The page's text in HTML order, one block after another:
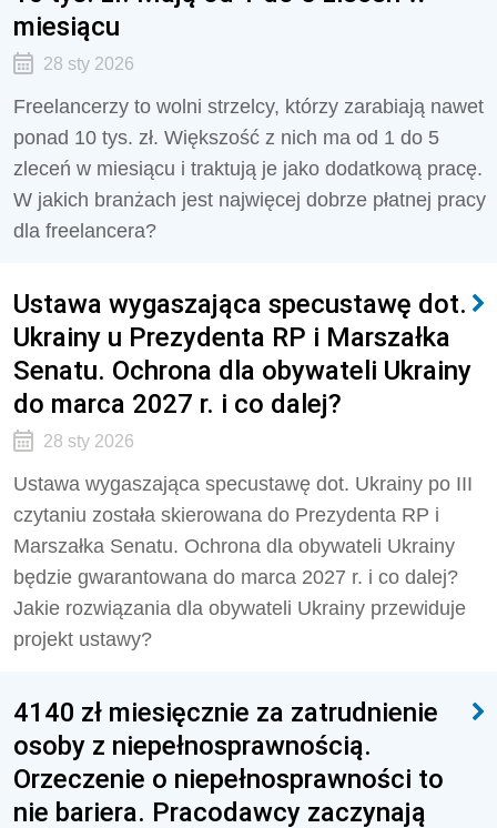
miesiącu
28 sty 2026
Freelancerzy to wolni strzelcy, którzy zarabiają nawet
ponad 10 tys. zł. Większość z nich ma od 1 do 5
zleceń w miesiącu i traktują je jako dodatkową pracę.
W jakich branżach jest najwięcej dobrze płatnej pracy
dla freelancera?
Ustawa wygaszająca specustawę dot.
Ukrainy u Prezydenta RP i Marszałka
Senatu. Ochrona dla obywateli Ukrainy
do marca 2027 r. i co dalej?
28 sty 2026
Ustawa wygaszająca specustawę dot. Ukrainy po III
czytaniu została skierowana do Prezydenta RP i
Marszałka Senatu. Ochrona dla obywateli Ukrainy
będzie gwarantowana do marca 2027 r. i co dalej?
Jakie rozwiązania dla obywateli Ukrainy przewiduje
projekt ustawy?
4140 zł miesięcznie za zatrudnienie
osoby z niepełnosprawnością.
Orzeczenie o niepełnosprawności to
nie bariera. Pracodawcy zaczynają